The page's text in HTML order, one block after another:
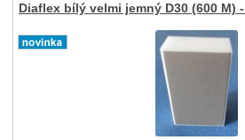
Diaflex bílý velmi jemný D30 (600 M)